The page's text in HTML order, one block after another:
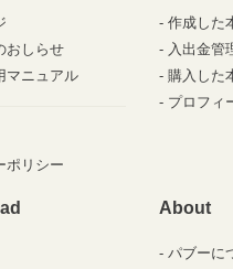
おしらせ
マニュアル
ポリシー
作成した
入出金管
購入した
プロフィ
About
パブーに